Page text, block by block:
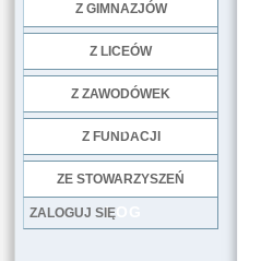
Z GIMNAZJÓW
Z LICEÓW
Z ZAWODÓWEK
Z FUNDACJI
ZE STOWARZYSZEŃ
LOG
ZALOGUJ SIĘ